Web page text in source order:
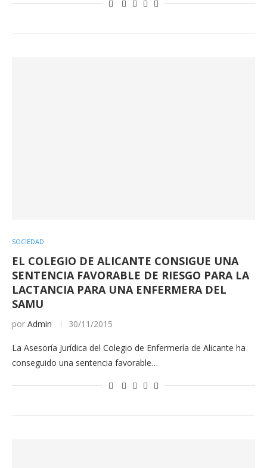
SOCIEDAD
EL COLEGIO DE ALICANTE CONSIGUE UNA
SENTENCIA FAVORABLE DE RIESGO PARA LA
LACTANCIA PARA UNA ENFERMERA DEL
SAMU
por Admin 30/11/2015
La Asesoría Jurídica del Colegio de Enfermería de Alicante ha
conseguido una sentencia favorable…